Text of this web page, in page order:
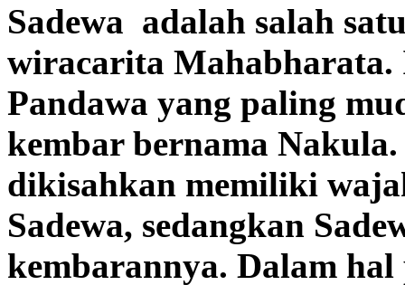
Sadewa adalah salah
wiracarita Mahabharata.
Pandawa yang paling
kembar bernama
dikisahkan memiliki
Sadewa, sedangkan
kembarannya. Dalam